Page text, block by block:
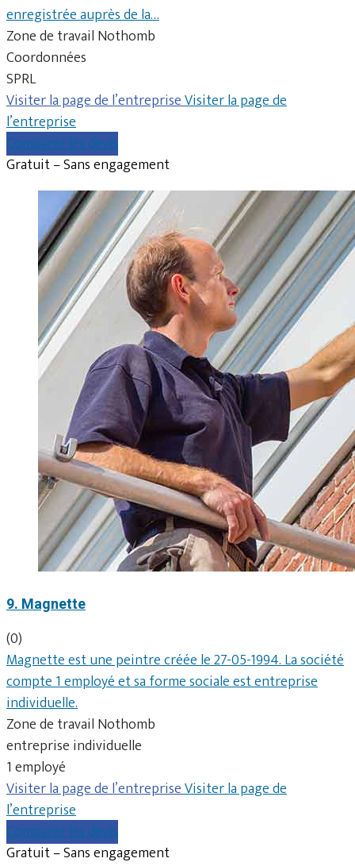
enregistrée auprès de la…
Zone de travail Nothomb
Coordonnées
SPRL
Visiter la page de l’entrepriseVisiter la page de
l’entreprise
Comparer les devis
Gratuit – Sans engagement
9. Magnette
(0)
Magnette est une peintre créée le 27-05-1994. La société
compte 1 employé et sa forme sociale est entreprise
individuelle.
Zone de travail Nothomb
entreprise individuelle
1 employé
Visiter la page de l’entrepriseVisiter la page de
l’entreprise
Comparer les devis
Gratuit – Sans engagement